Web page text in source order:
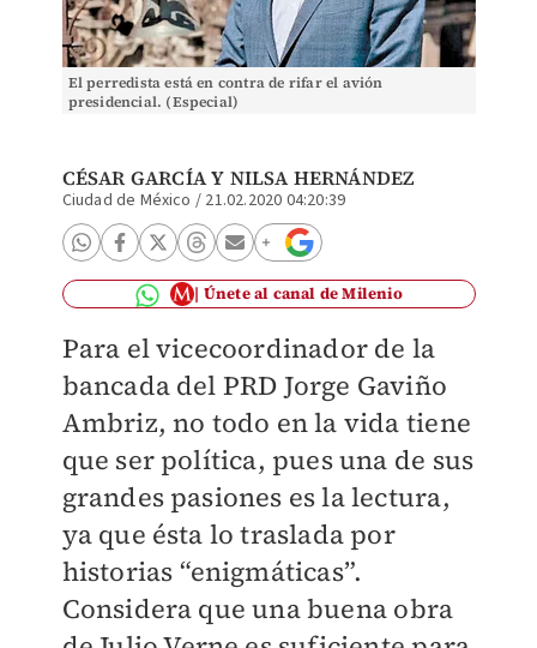
El perredista está en contra de rifar el avión
presidencial. (Especial)
CÉSAR GARCÍA Y NILSA HERNÁNDEZ
Ciudad de México / 21.02.2020 04:20:39
Únete al canal de Milenio
Para el vicecoordinador de la
bancada del PRD Jorge Gaviño
Ambriz, no todo en la vida tiene
que ser política, pues una de sus
grandes pasiones es la lectura,
ya que ésta lo traslada por
historias “enigmáticas”.
Considera que una buena obra